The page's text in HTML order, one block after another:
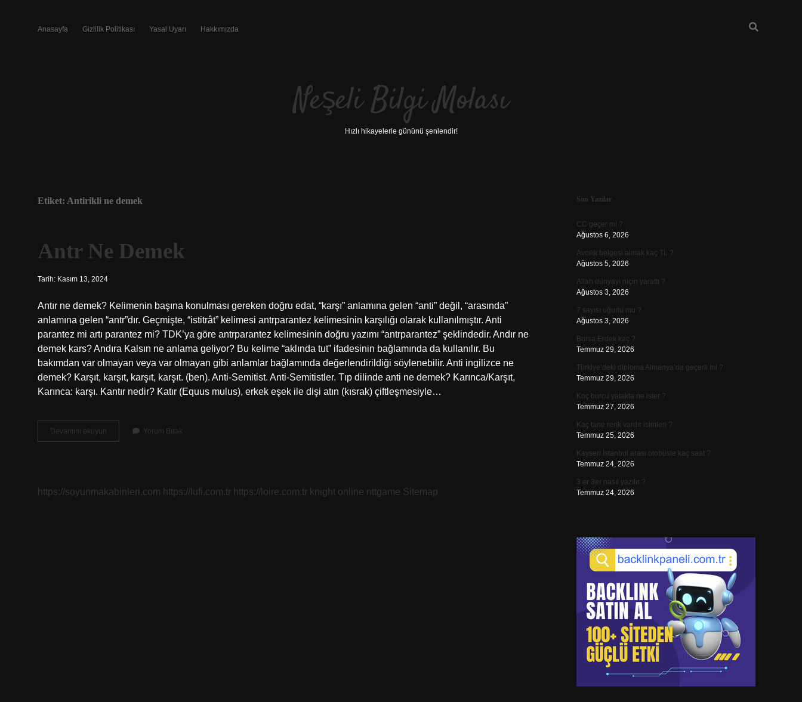
Anasayfa Gizlilik Politikası Yasal Uyarı Hakkımızda
Neşeli Bilgi Molası
Hızlı hikayelerle gününü şenlendir!
Etiket: Antirikli ne demek
Antr Ne Demek
Tarih: Kasım 13, 2024
Antır ne demek? Kelimenin başına konulması gereken doğru edat, “karşı” anlamına gelen “anti” değil, “arasında”
anlamına gelen “antr”dır. Geçmişte, “istitrât” kelimesi antrparantez kelimesinin karşılığı olarak kullanılmıştır. Anti
parantez mi artı parantez mi? TDK’ya göre antrparantez kelimesinin doğru yazımı “antrparantez” şeklindedir. Andır ne
demek kars? Andıra Kalsın ne anlama geliyor? Bu kelime “aklında tut” ifadesinin bağlamında da kullanılır. Bu
bakımdan var olmayan veya var olmayan gibi anlamlar bağlamında değerlendirildiği söylenebilir. Anti ingilizce ne
demek? Karşıt, karşıt, karşıt, karşıt. (ben). Anti-Semitist. Anti-Semitistler. Tıp dilinde anti ne demek? Karınca/Karşıt,
Karınca: karşı. Kantır nedir? Katır (Equus mulus), erkek eşek ile dişi atın (kısrak) çiftleşmesiyle…
Devamını okuyun
Ne
Yorum Bırak
https://soyunmakabinleri.com https://lufi.com.tr https://loire.com.tr knight online nttgame Sitemap
Sidebar
Son Yazılar
CC geçer mi ?
Ağustos 6, 2026
Avcılık belgesi almak kaç TL ?
Ağustos 5, 2026
Allah dünyayı niçin yarattı ?
Ağustos 3, 2026
7 sayısı uğurlu mu ?
Ağustos 3, 2026
Bursa Erdek kaç ?
Temmuz 29, 2026
Türkiye’deki diploma Almanya’da geçerli mi ?
Temmuz 29, 2026
Koç burcu yatakta ne ister ?
Temmuz 27, 2026
Kaç tane renk vardır isimleri ?
Temmuz 25, 2026
Kayseri İstanbul arası otobüsle kaç saat ?
Temmuz 24, 2026
3 er 3er nasıl yazılır ?
Temmuz 24, 2026